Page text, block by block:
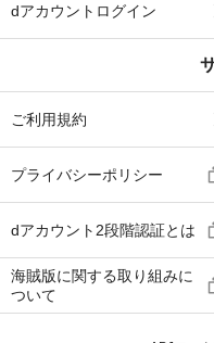
dアカウントログイン
ご利用規約
プライバシーポリシー
dアカウント2段階認証とは
海賊版に関する取り組みに
ついて